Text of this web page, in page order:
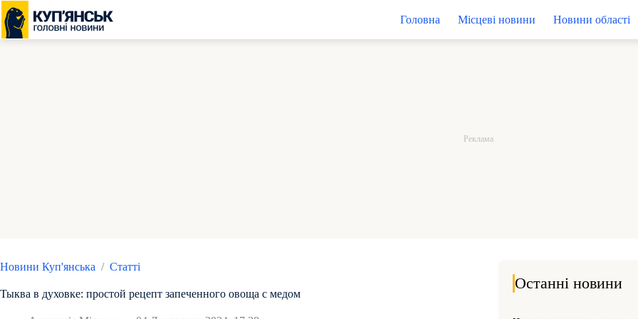
Перейти
до
вмісту
Головна Місцеві новини Новини області
Новини Куп'янська / Статті
Тыква в духовке: простой рецепт запеченного овоща с медом
Останні новини